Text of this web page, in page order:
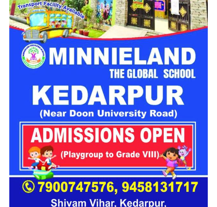
कार्यक्रम तिथि और समय
अधिसूचना जारी होने की तिथि
09 जून 2026
ऑनलाइन आवेदन शुरू होने की तिथि
16 जून 2026 (दोपहर 12:00 बजे से)
आवेदन करने की अंतिम तिथि
15 जुलाई 2026 (रात 11:59 बजे
तक)
परीक्षा की तिथि
जल्द ही घोषित की जाएगी
पदों का विवरण (Vacancy Details)
इस भर्ती अभियान के तहत शिक्षण (Teaching) क्षेत्र में सबसे ज्यादा भर्तियां
निकाली गई हैं, जो उन अभ्यर्थियों के लिए एक शानदार मौका है जो दिल्ली के
सरकारी स्कूलों में शिक्षक बनने का सपना देख रहे हैं। इसके अलावा
टेक्निकल और साइंटिफिक बैकग्राउंड वाले युवाओं के लिए भी पर्याप्त पद
उपलब्ध हैं।